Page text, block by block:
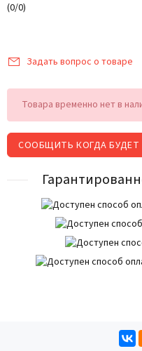
(0/0)
Задать вопрос о товаре
Товара временно нет в
СООБЩИТЬ КОГДА БУДЕТ